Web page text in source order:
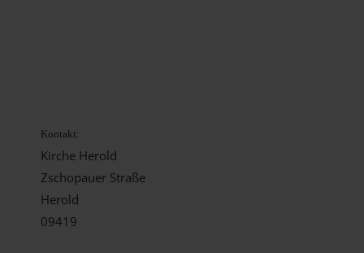
Kontakt:
Kirche Herold
Zschopauer Straße
Herold
09419